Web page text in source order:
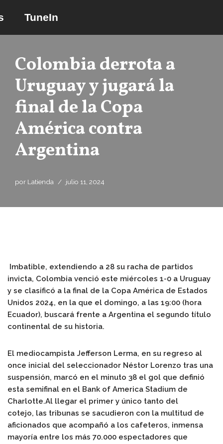
TuneIn
Colombia derrota a
Uruguay y jugará la
final de la Copa
América contra
Argentina
por Latienda julio 11, 2024
Imbatible, extendiendo a 28 su racha de partidos
invicta, Colombia venció este miércoles 1-0 a Uruguay
y se clasificó a la final de la Copa América de Estados
Unidos 2024, en la que el domingo, a las 19:00 (hora
Ecuador), buscará frente a Argentina el segundo título
continental de su historia.
El mediocampista Jefferson Lerma, en su regreso al
once inicial del seleccionador Néstor Lorenzo tras una
suspensión, marcó en el minuto 38 el gol que definió
esta semifinal en el Bank of America Stadium de
Charlotte.Al llegar el primer y único tanto del
cotejo, las tribunas se sacudieron con la multitud de
aficionados que acompañó a los cafeteros, inmensa
mayoría entre los más 70.000 espectadores que